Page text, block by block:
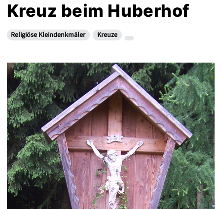
Kreuz beim Huberhof
Religiöse Kleindenkmäler Kreuze